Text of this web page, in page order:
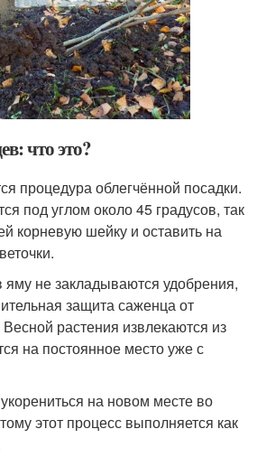
что это?
процедура облегчённой посадки.
под углом около 45 градусов, так
корневую шейку и оставить на
не закладываются удобрения,
защита саженца от
растения извлекаются из
на постоянное место уже с
на новом месте во
этот процесс выполняется как